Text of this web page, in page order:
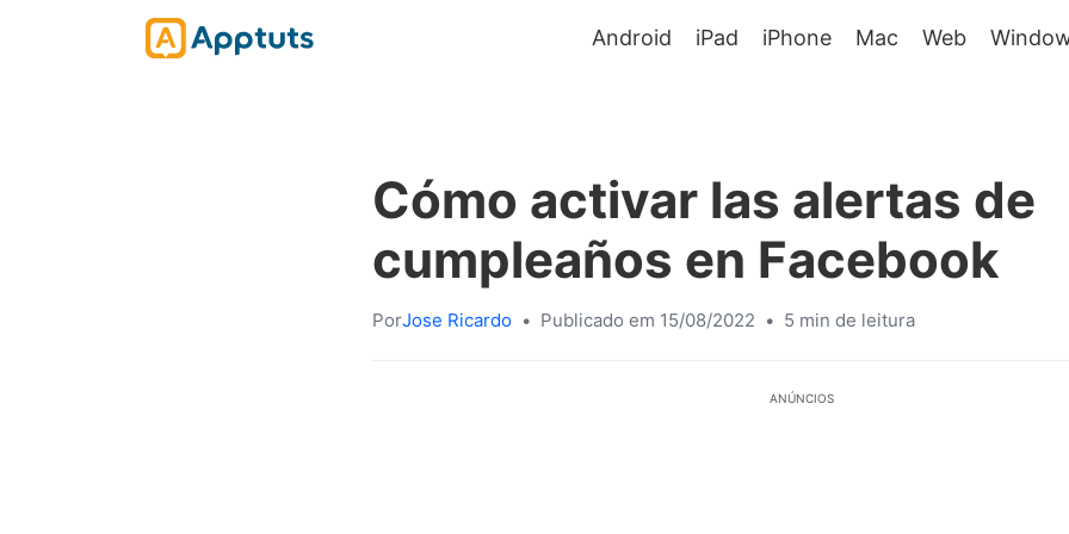
Android iPad iPhone Mac Web
Cómo activar las alertas de
cumpleaños en Facebook
PorJose Ricardo • Publicado em 15/08/2022 • 5 min de leitura
ANÚNCIOS